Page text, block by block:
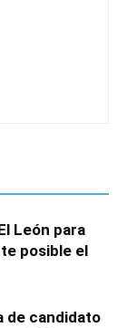
León para
posible el
de candidato